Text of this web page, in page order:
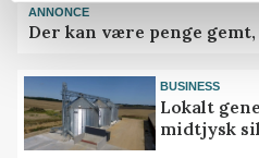
ANNONCE
Der kan være penge
BUSINESS
Lokalt
midtjysk